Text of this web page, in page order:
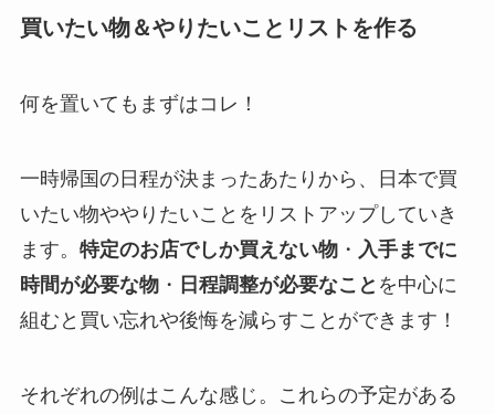
買いたい物＆やりたいことリストを作る
何を置いてもまずはコレ！
一時帰国の日程が決まったあたりから、日本で買
いたい物ややりたいことをリストアップしていき
ます。 特定のお店でしか買えない物・ 入手までに
時間が必要な物・ 日程調整が必要なこと を中心に
組むと買い忘れや後悔を減らすことができます！
それぞれの例はこんな感じ。これらの予定がある